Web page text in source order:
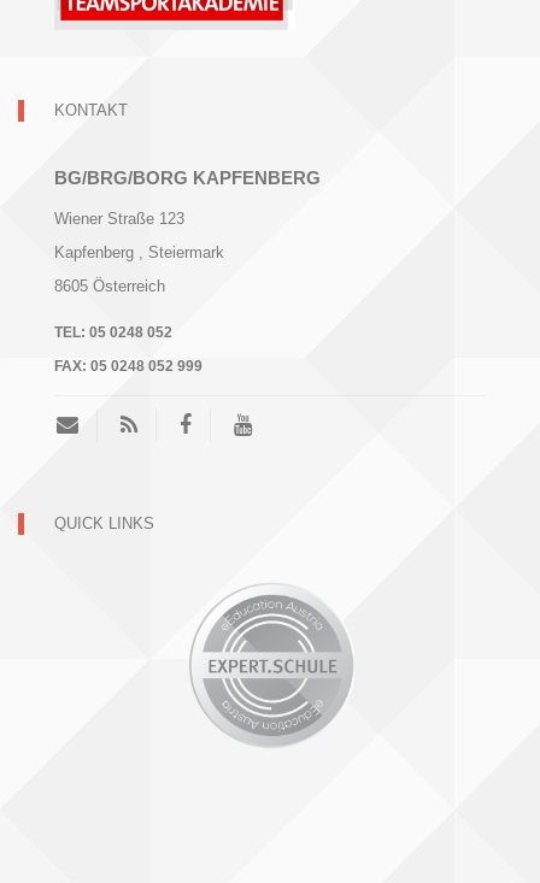
KONTAKT
BG/BRG/BORG KAPFENBERG
Wiener Straße 123
Kapfenberg , Steiermark
8605 Österreich
TEL: 05 0248 052
FAX: 05 0248 052 999
QUICK LINKS